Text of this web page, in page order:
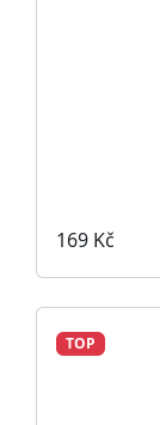
169 Kč
TOP